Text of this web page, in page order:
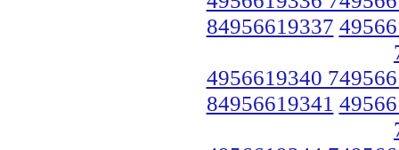
84956619337
4956619340
84956619341